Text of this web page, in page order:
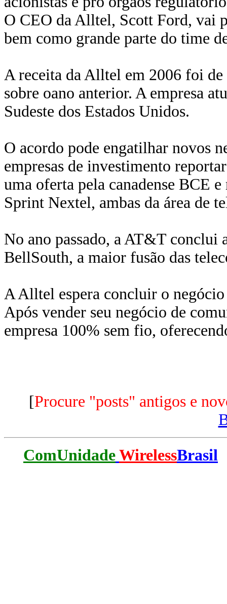
O CEO da Alltel, Scott Ford, vai
bem como grande parte do time
A receita da Alltel em 2006 foi
sobre oano anterior. A empresa
Sudeste dos Estados Unidos.
O acordo pode engatilhar novos
empresas de investimento
uma oferta pela canadense BCE
Sprint Nextel, ambas da área de
No ano passado, a AT&T conclui
BellSouth, a maior fusão das
A Alltel espera concluir o
Após vender seu negócio de
empresa 100% sem fio,
[Procure "posts" antigos e
ComUnidade WirelessBrasil